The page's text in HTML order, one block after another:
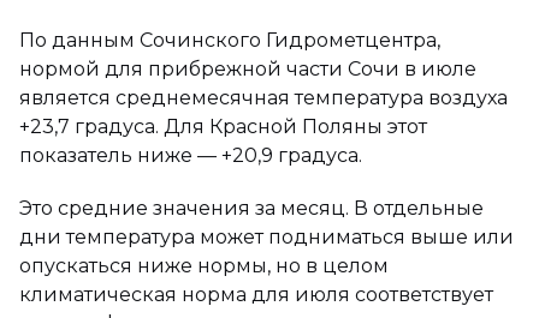
По данным Сочинского Гидрометцентра,
нормой для прибрежной части Сочи в июле
является среднемесячная температура воздуха
+23,7 градуса. Для Красной Поляны этот
показатель ниже — +20,9 градуса.
Это средние значения за месяц. В отдельные
дни температура может подниматься выше или
опускаться ниже нормы, но в целом
климатическая норма для июля соответствует